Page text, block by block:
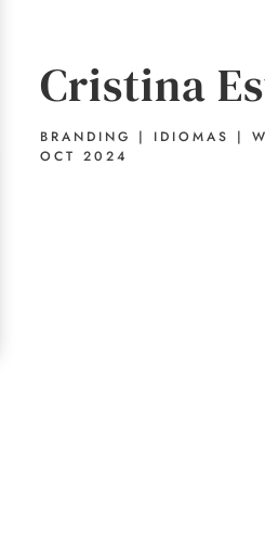
Cristina
BRANDING | IDIOMAS |
OCT 2024